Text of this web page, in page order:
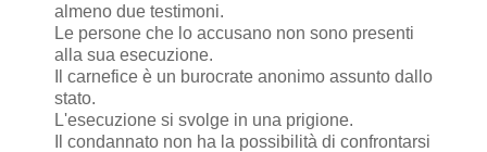
almeno due testimoni.
Le persone che lo accusano non sono presenti
alla sua esecuzione.
Il carnefice è un burocrate anonimo assunto dallo
stato.
L'esecuzione si svolge in una prigione.
Il condannato non ha la possibilità di confrontarsi